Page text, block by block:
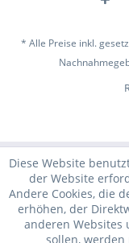
* Alle Preise inkl.
Diese Website
der Website
Andere Cookies, die
erhöhen, der
anderen Websites
sollen,